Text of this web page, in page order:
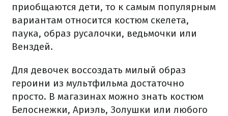
приобщаются дети, то к самым популярным
вариантам относится костюм скелета,
паука, образ русалочки, ведьмочки или
Венздей.
Для девочек воссоздать милый образ
героини из мультфильма достаточно
просто. В магазинах можно знать костюм
Белоснежки, Ариэль, Золушки или любого